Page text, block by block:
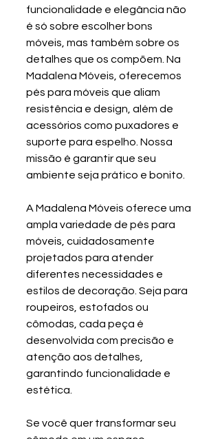
funcionalidade e elegância não
é só sobre escolher bons
móveis, mas também sobre os
detalhes que os compõem. Na
Madalena Móveis, oferecemos
pés para móveis que aliam
resistência e design, além de
acessórios como puxadores e
suporte para espelho. Nossa
missão é garantir que seu
ambiente seja prático e bonito.
A Madalena Móveis oferece uma
ampla variedade de pés para
móveis, cuidadosamente
projetados para atender
diferentes necessidades e
estilos de decoração. Seja para
roupeiros, estofados ou
cômodas, cada peça é
desenvolvida com precisão e
atenção aos detalhes,
garantindo funcionalidade e
estética.
Se você quer transformar seu